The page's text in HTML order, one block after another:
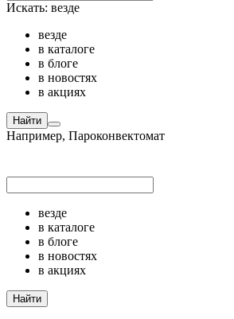
Искать: везде
везде
в каталоге
в блоге
в новостях
в акциях
Найти
Например, Пароконвектомат
везде
в каталоге
в блоге
в новостях
в акциях
Найти